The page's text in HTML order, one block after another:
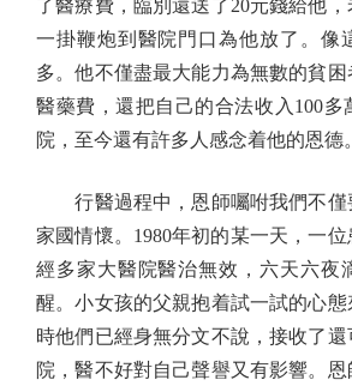
了醫療費，臨別還送了20元錢給他
一掛鞭炮到醫院門口為他放了。像
多。他不僅盡最大能力為無數的貧
醫藥費，還把自己的合法收入100多
院，至今還有許多人感念着他的恩德。
行醫過程中，恩師囑咐我們不僅
家國情懷。1980年初的某一天，一
經多家大醫院醫治無效，六天六夜
醒。小女孩的父親抱着試一試的心
時他們已經身無分文不說，接收了
院，醫不好對自己聲譽又有影響。